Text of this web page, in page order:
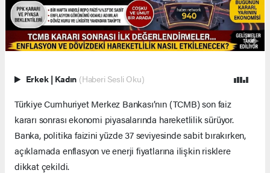
Erkek | Kadın (Haberi Sesli Oku)
Türkiye Cumhuriyet Merkez Bankası’nın (TCMB) son faiz
kararı sonrası ekonomi piyasalarında hareketlilik sürüyor.
Banka, politika faizini yüzde 37 seviyesinde sabit bırakırken,
açıklamada enflasyon ve enerji fiyatlarına ilişkin risklere
dikkat çekildi.